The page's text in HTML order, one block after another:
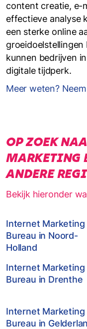
content creatie, e-
effectieve analyse
een sterke online
groeidoelstellingen
kunnen bedrijven
digitale tijdperk.
Meer weten?
OP ZOEK
MARKETING
ANDERE
Bekijk hieronder
Internet Marketing
Bureau in Noord-
Holland
Internet Marketing
Bureau in Drenthe
Internet Marketing
Bureau in